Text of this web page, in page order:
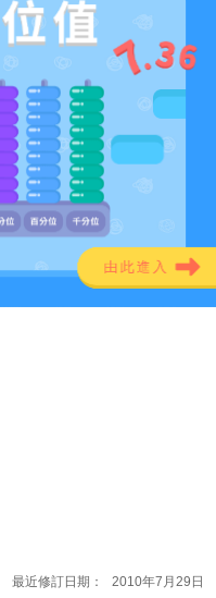
由此進入
最近修訂日期： 2010年7月29日